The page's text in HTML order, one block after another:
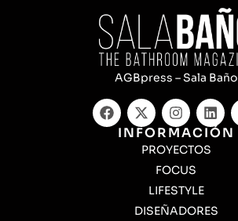
AGBpress – Sala Baño
INFORMACIÓN
PROYECTOS
FOCUS
LIFESTYLE
DISEÑADORES